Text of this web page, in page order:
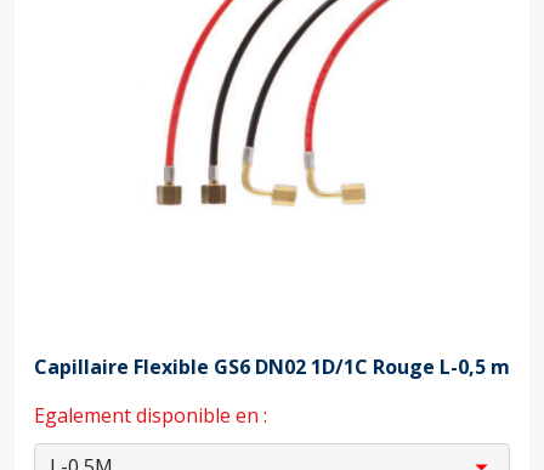
Capillaire Flexible GS6 DN02 1D/1C Rouge L-0,5 m
Egalement disponible en :